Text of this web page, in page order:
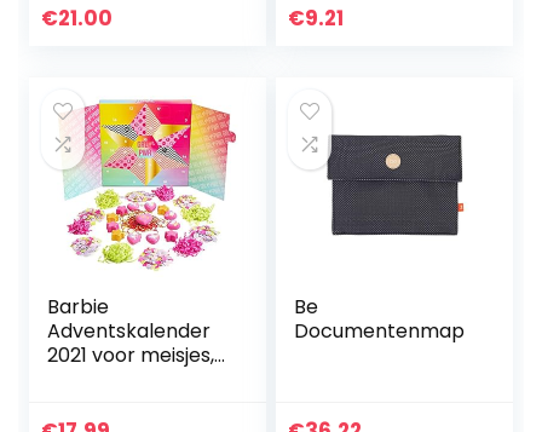
schoentjes-
ng
€21.00 €9.21
Barbie
Adventskalender
2021 voor meisjes,
Be
Documentenmap